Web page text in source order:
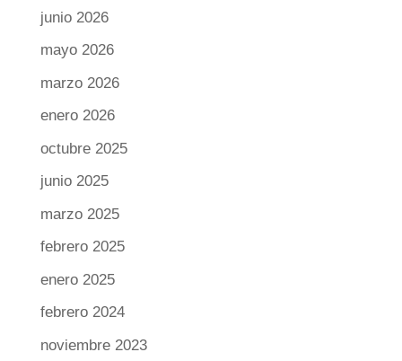
junio 2026
mayo 2026
marzo 2026
enero 2026
octubre 2025
junio 2025
marzo 2025
febrero 2025
enero 2025
febrero 2024
noviembre 2023